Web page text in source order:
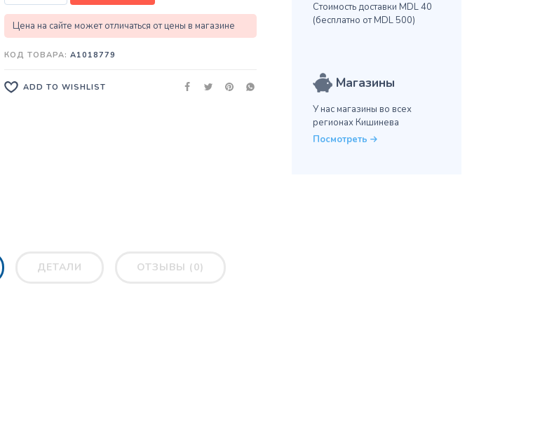
Цена на сайте может отличаться от цены в магазине
КОД ТОВАРА: A1018779
ADD TO WISHLIST
Стоимость доставки MDL 40
(бесплатно от MDL 500)
Магазины
У нас магазины во всех
регионах Кишинева
Посмотреть
ДЕТАЛИ ОТЗЫВЫ (0)